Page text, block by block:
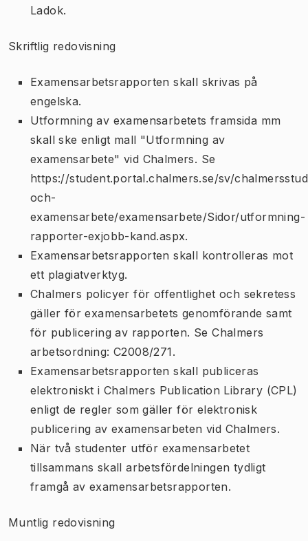
Ladok.
Skriftlig redovisning
Examensarbetsrapporten skall skrivas på
engelska.
Utformning av examensarbetets framsida mm
skall ske enligt mall "Utformning av
examensarbete" vid Chalmers. Se
https://student.portal.chalmers.se/sv/
och-
examensarbete/examensarbete/Sidor/utformning-
rapporter-exjobb-kand.aspx.
Examensarbetsrapporten skall kontrolleras mot
ett plagiatverktyg.
Chalmers policyer för offentlighet och sekretess
gäller för examensarbetets genomförande samt
för publicering av rapporten. Se Chalmers
arbetsordning: C2008/271.
Examensarbetsrapporten skall publiceras
elektroniskt i Chalmers Publication Library (CPL)
enligt de regler som gäller för elektronisk
publicering av examensarbeten vid Chalmers.
När två studenter utför examensarbetet
tillsammans skall arbetsfördelningen tydligt
framgå av examensarbetsrapporten.
Muntlig redovisning